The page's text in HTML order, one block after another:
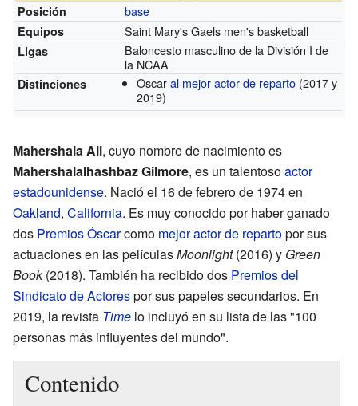
Posición
base
Equipos Saint Mary's Gaels men's basketball
Ligas
Baloncesto masculino de la División I de
la NCAA
Distinciones Oscaral mejor actor de reparto (2017 y
2019)
Mahershala Ali, cuyo nombre de nacimiento es
Mahershalalhashbaz Gilmore, es un talentosoactor
estadounidense. Nació el 16 de febrero de 1974 en
Oakland, California. Es muy conocido por haber ganado
dos Premios Óscarcomo mejor actor de repartopor sus
actuaciones en las películasMoonlight(2016) y Green
Book(2018). También ha recibido dos Premios del
Sindicato de Actorespor sus papeles secundarios. En
2019, la revista Time lo incluyó en su lista de las "100
personas más influyentes del mundo".
Contenido